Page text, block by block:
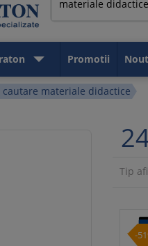
Promotii
cautare materiale didactice
Tip
-